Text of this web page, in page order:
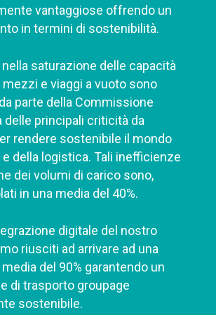
vantaggiose offrendo un
in termini di sostenibilità.
saturazione delle capacità
e viaggi a vuoto sono
parte della Commissione
delle principali criticità da
rendere sostenibile il mondo
della logistica. Tali inefficienze
dei volumi di carico sono,
in una media del 40%.
digitale del nostro
riusciti ad arrivare ad una
del 90% garantendo un
di trasporto groupage
sostenibile.